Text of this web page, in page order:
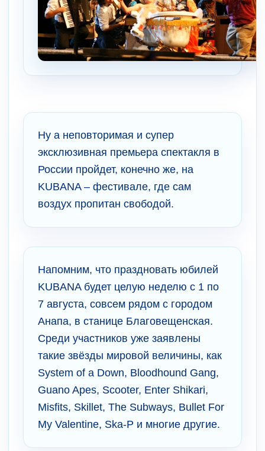
Ну а неповторимая и супер
эксклюзивная премьера спектакля в
России пройдет, конечно же, на
KUBANA – фестивале, где сам
воздух пропитан свободой.
Напомним, что праздновать юбилей
KUBANA будет целую неделю с 1 по
7 августа, совсем рядом с городом
Анапа, в станице Благовещенская.
Среди участников уже заявлены
такие звёзды мировой величины, как
System of a Down, Bloodhound Gang,
Guano Apes, Scooter, Enter Shikari,
Misfits, Skillet, The Subways, Bullet For
My Valentine, Ska-P и многие другие.